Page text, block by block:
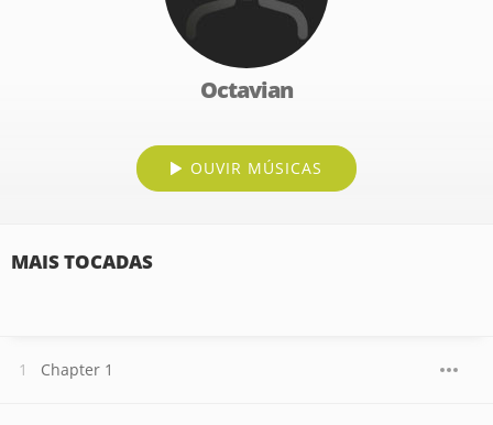
Octavian
OUVIR MÚSICAS
MAIS TOCADAS
Chapter 1